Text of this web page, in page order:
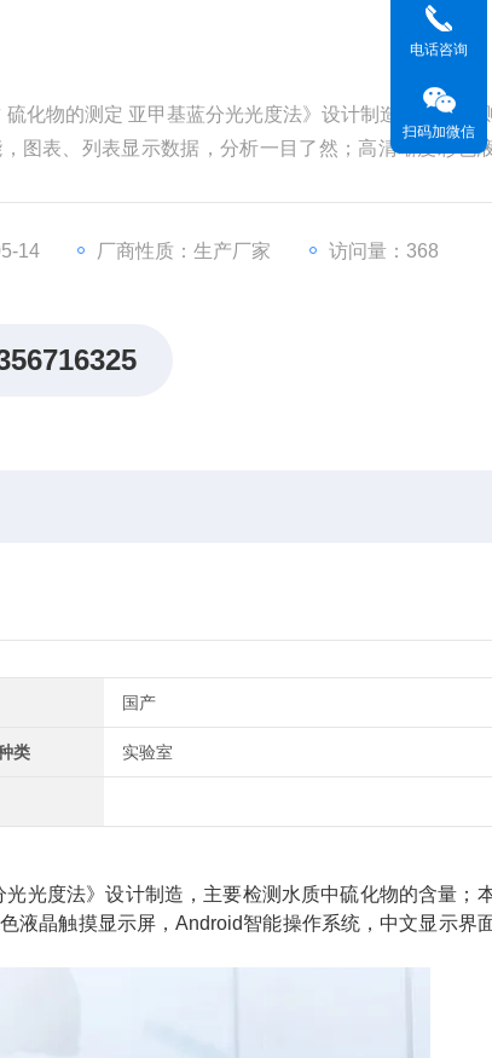
化物的测定 亚甲基蓝分光光度法》设计制造，主要检
图表、列表显示数据，分析一目了然；高清晰度彩色
14 厂商性质：生产厂家 访问量：368
国产
类 实验室
光度法》设计制造，主要检测水质中硫化物的含量；
液晶触摸显示屏，Android智能操作系统，中文显示界
电话咨询
扫码加微信